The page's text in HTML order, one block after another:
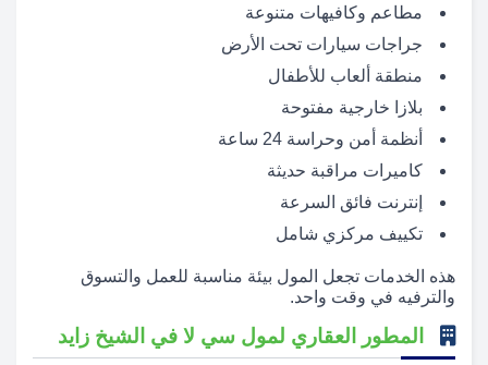
مطاعم وكافيهات متنوعة
جراجات سيارات تحت الأرض
منطقة ألعاب للأطفال
بلازا خارجية مفتوحة
أنظمة أمن وحراسة 24 ساعة
كاميرات مراقبة حديثة
إنترنت فائق السرعة
تكييف مركزي شامل
هذه الخدمات تجعل المول بيئة مناسبة للعمل والتسوق
والترفيه في وقت واحد.
المطور العقاري لمول سي لا في الشيخ زايد